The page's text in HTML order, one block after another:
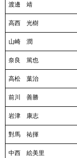
渡邊 靖
高西 光樹
山崎 潤
奈良 篤也
高松 葉治
前川 善勝
岩津 康志
對馬 祐揮
中西 絵美里